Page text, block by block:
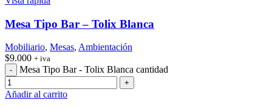
Mesa Tipo Bar – Tolix Blanca
Mobiliario, Mesas, Ambientación
$9.000 + iva
Mesa Tipo Bar - Tolix Blanca cantidad
Añadir al carrito